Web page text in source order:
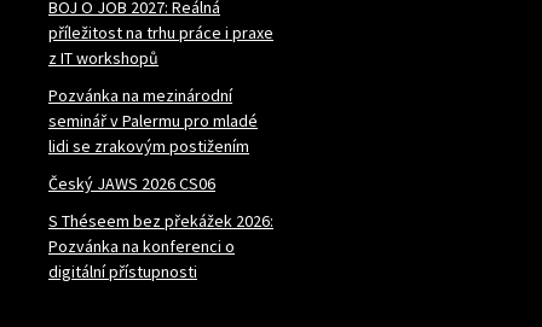
BOJ O JOB 2027: Reálná
příležitost na trhu práce i praxe
z IT workshopů
Pozvánka na mezinárodní
seminář v Palermu pro mladé
lidi se zrakovým postižením
Český JAWS 2026 CS06
S Théseem bez překážek 2026:
Pozvánka na konferenci o
digitální přístupnosti